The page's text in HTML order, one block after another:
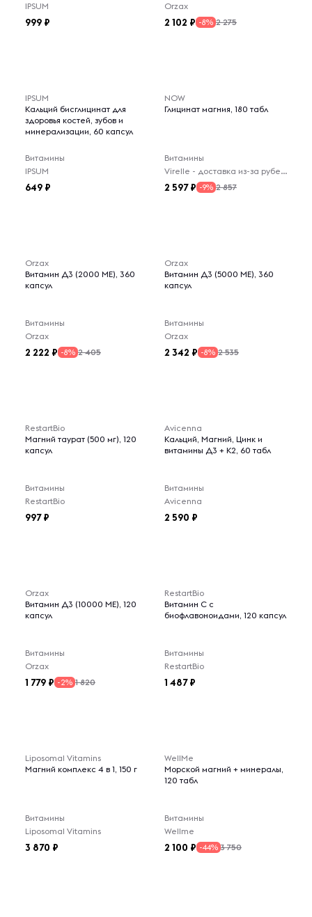
IPSUM
999
Orzax
2 102 -8% 2 275
IPSUM
Кальций бисглицинат для
здоровья костей, зубов и
минерализации, 60 капсул
Витамины
IPSUM
649
NOW
Глицинат магния, 180 табл
Витамины
Virelle - доставка из-за рубежа
2 597 -9% 2 857
Orzax
Витамин Д3 (2000 МЕ), 360
капсул
Витамины
Orzax
2 222 -8% 2 405
Orzax
Витамин Д3 (5000 МЕ), 360
капсул
Витамины
Orzax
2 342 -8% 2 535
RestartBio
Магний таурат (500 мг), 120
капсул
Витамины
RestartBio
997
Avicenna
Кальций, Магний, Цинк и
витамины Д3 + К2, 60 табл
Витамины
Avicenna
2 590
Orzax
Витамин Д3 (10000 МЕ), 120
капсул
Витамины
Orzax
1 779 -2% 1 820
RestartBio
Витамин С с
биофлавоноидами, 120 капсул
Витамины
RestartBio
1 487
Liposomal Vitamins
Магний комплекс 4 в 1, 150 г
Витамины
Liposomal Vitamins
3 870
WellMe
Морской магний + минералы,
120 табл
Витамины
Wellme
2 100 -44% 3 750